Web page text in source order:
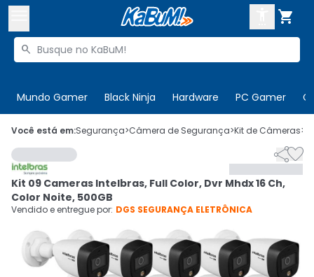

Buscar produtos

Mundo Gamer Black Ninja Hardware PC Gamer
 Olá. Acesse sua conta
 Departamentos
Cupons
Ativar tradutor em libras
CADASTRE-SE
Você está em:Segurança>Câmera de Segurança>Kit de Câmeras>

Kit 09 Cameras Intelbras, Full Color, Dvr Mhdx 16 Ch,
Color Noite, 500GB
Vendido e entregue por: DGS SEGURANÇA ELETRÔNICA